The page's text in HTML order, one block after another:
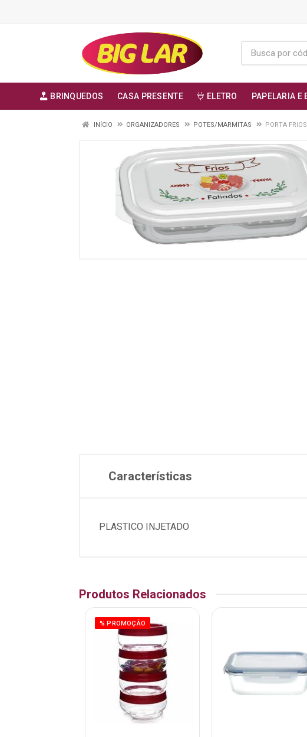
BRINQUEDOS CASA PRESENTE ELETRO PAPELARIA E
INÍCIO ORGANIZADORES POTES/MARMITAS PORTA
Características
PLASTICO INJETADO
Produtos Relacionados
% PROMOÇÃO